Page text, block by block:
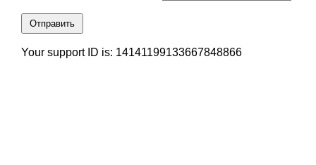
Отправить
Your support ID is: 14141199133667848866